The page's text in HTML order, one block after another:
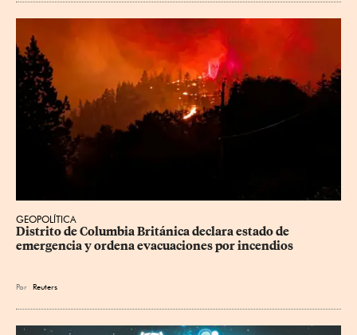
GEOPOLÍTICA
Distrito de Columbia Británica declara estado de
emergencia y ordena evacuaciones por incendios
Por Reuters